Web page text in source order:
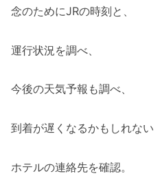
念のためにJRの時刻と、
運行状況を調べ、
今後の天気予報も調べ、
到着が遅くなるかもしれない
ホテルの連絡先を確認。